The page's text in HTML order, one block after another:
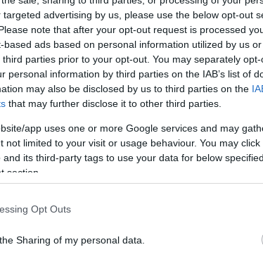
advertising by us, please use the below opt-out
note that after your opt-out request is processed
ads based on personal information utilized by us
parties prior to your opt-out. You may separately
personal information by third parties on the IAB’s list of
may also be disclosed by us to third parties on the
that may further disclose it to other third parties.
app uses one or more Google services and may
not limited to your visit or usage behaviour. You may
its third-party tags to use your data for below
section.
Opt Outs
Sharing of my personal data.
de jengibre y pasta
de ciruelas con especias
sabéis que todo lo que sea celebrar,
encanta. Una de las cosas que más
gusta del invierno, son las Navidades.
decorar la casa, poner el árbol...